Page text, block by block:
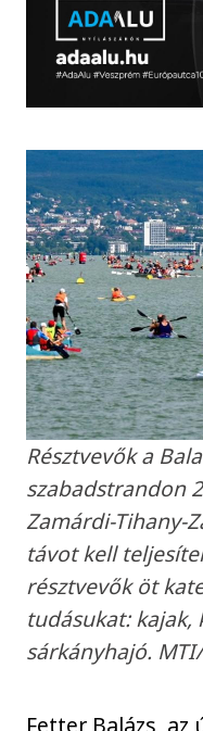
Résztvevők a
szabadstrandon
Zamárdi-Tihany-
távot kell
résztvevők öt
tudásukat: kajak,
sárkányhajó.